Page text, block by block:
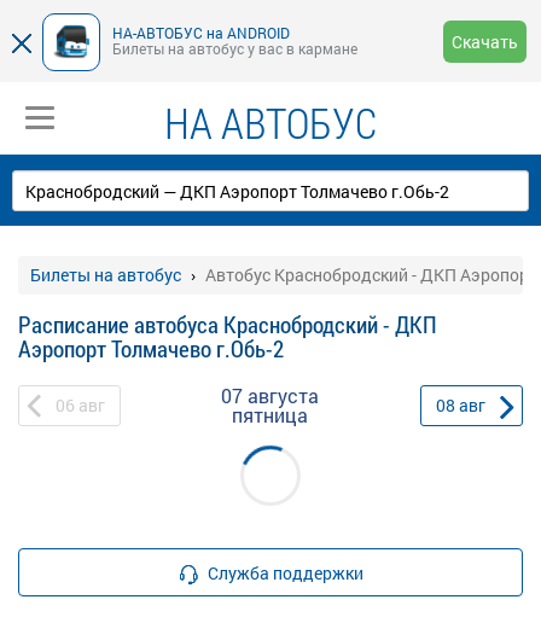
НА-АВТОБУС на ANDROID
Билеты на автобус у вас в кармане
Скачать
НА АВТОБУС
Билеты на автобус Автобус Краснобродский - ДКП
Расписание автобуса Краснобродский - ДКП
Аэропорт Толмачево г.Обь-2
06 авг 07 августа
пятница 08 авг
Служба поддержки